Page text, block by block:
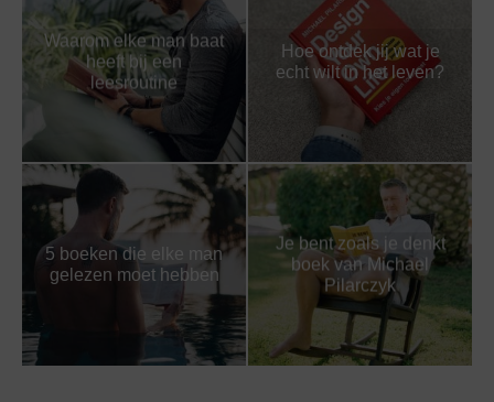
Waarom elke man baat
heeft bij een
leesroutine
Hoe ontdek jij wat je
echt wilt in het leven?
5 boeken die elke man
gelezen moet hebben
Je bent zoals je denkt
boek van Michael
Pilarczyk